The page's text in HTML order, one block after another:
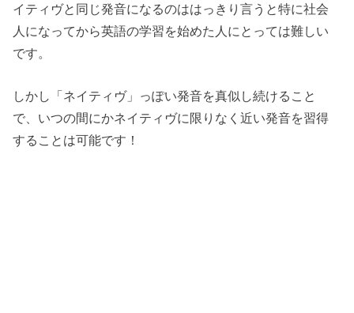
イティヴと同じ発音になるのははっきり言うと特に社会
人になってから英語の学習を始めた人にとっては難しい
です。
しかし「ネイティヴ」っぽい発音を真似し続けること
で、いつの間にかネイティヴに限りなく近い発音を習得
することは可能です！